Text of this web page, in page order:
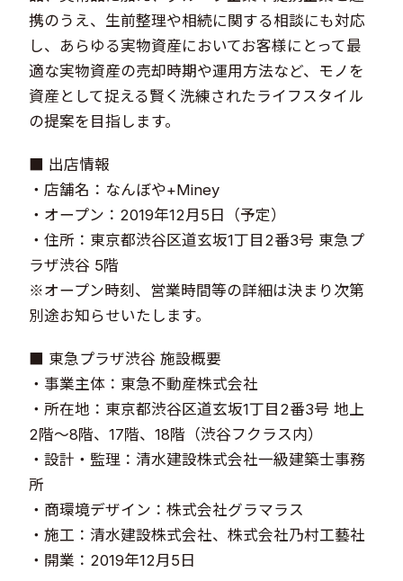
携のうえ、生前整理や相続に関する相談にも対応
し、あらゆる実物資産においてお客様にとって最
適な実物資産の売却時期や運用方法など、モノを
資産として捉える賢く洗練されたライフスタイル
の提案を目指します。
■ 出店情報
・店舗名：なんぼや+Miney
・オープン：2019年12月5日（予定）
・住所：東京都渋谷区道玄坂1丁目2番3号 東急プ
ラザ渋谷 5階
※オープン時刻、営業時間等の詳細は決まり次第
別途お知らせいたします。
■ 東急プラザ渋谷 施設概要
・事業主体：東急不動産株式会社
・所在地：東京都渋谷区道玄坂1丁目2番3号 地上
2階～8階、17階、18階（渋谷フクラス内）
・設計・監理：清水建設株式会社一級建築士事務
所
・商環境デザイン：株式会社グラマラス
・施工：清水建設株式会社、株式会社乃村工藝社
・開業：2019年12月5日